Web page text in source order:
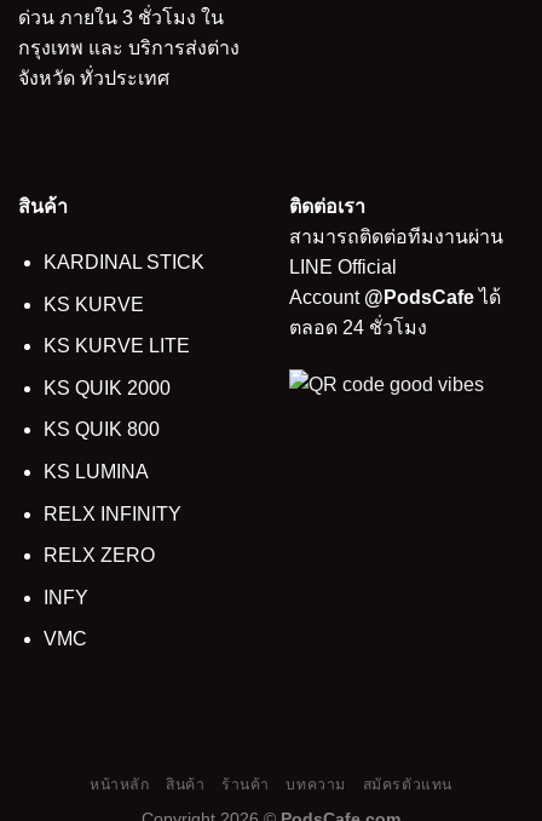
ด่วน ภายใน 3 ชั่วโมง ใน
กรุงเทพ และ บริการส่งต่าง
จังหวัด ทั่วประเทศ
สินค้า
KARDINAL STICK
KS KURVE
KS KURVE LITE
KS QUIK 2000
KS QUIK 800
KS LUMINA
RELX INFINITY
RELX ZERO
INFY
VMC
ติดต่อเรา
สามารถติดต่อทีมงานผ่าน
LINE Official
Account @PodsCafeได้
ตลอด 24 ชั่วโมง
หน้าหลัก สินค้า ร้านค้า บทความ สมัครตัวแทน